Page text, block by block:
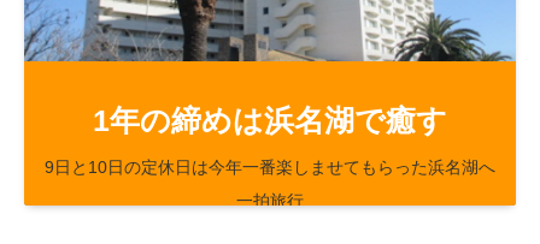
1年の締めは浜名湖で癒す
9日と10日の定休日は今年一番楽しませてもらった浜名湖へ
一拍旅行
47